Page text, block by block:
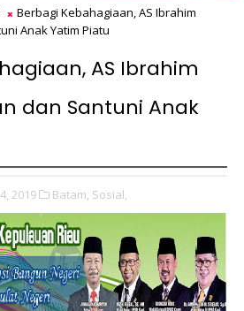
Berbagi Kebahagiaan, AS Ibrahim
Anak Yatim Piatu
AS Ibrahim
dan Santuni Anak
2019 Batam, Sosial,